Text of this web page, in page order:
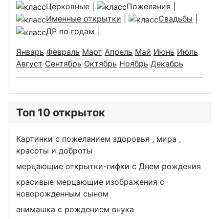
Церковные
Пожелания
Именные открытки
Свадьбы
ДР по годам
Январь Февраль Март Апрель Май Июнь Июль
Август Сентябрь Октябрь Ноябрь Декабрь
Топ 10 открыток
Картинки с пожеланием здоровья , мира ,
красоты и доброты
мерцающие открытки-гифки с Днем рождения
красивые мерцающие изображения с
новорожденным сыном
анимашка с рождением внука